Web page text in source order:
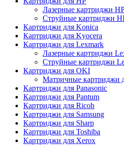
Лазерные картриджи
Струйные картриджи
Картриджи для Konica
Картриджи для Kyocera
Картриджи для Lexmark
Лазерные картриджи
Струйные картриджи
Картриджи для OKI
Матричные картриджи
Картриджи для Panasonic
Картриджи для Pantum
Картриджи для Ricoh
Картриджи для Samsung
Картриджи для Sharp
Картриджи для Toshiba
Картриджи для Xerox